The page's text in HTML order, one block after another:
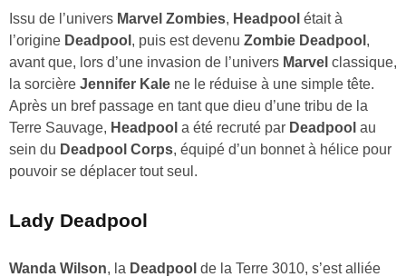
Issu de l’univers Marvel Zombies, Headpool était à
l’origine Deadpool , puis est devenu Zombie Deadpool ,
avant que, lors d’une invasion de l’univers Marvel classique,
la sorcière Jennifer Kale ne le réduise à une simple tête.
Après un bref passage en tant que dieu d’une tribu de la
Terre Sauvage, Headpool a été recruté par Deadpool au
sein du Deadpool Corps, équipé d’un bonnet à hélice pour
pouvoir se déplacer tout seul.
Lady Deadpool
Wanda Wilson, la Deadpool de la Terre 3010, s’est alliée